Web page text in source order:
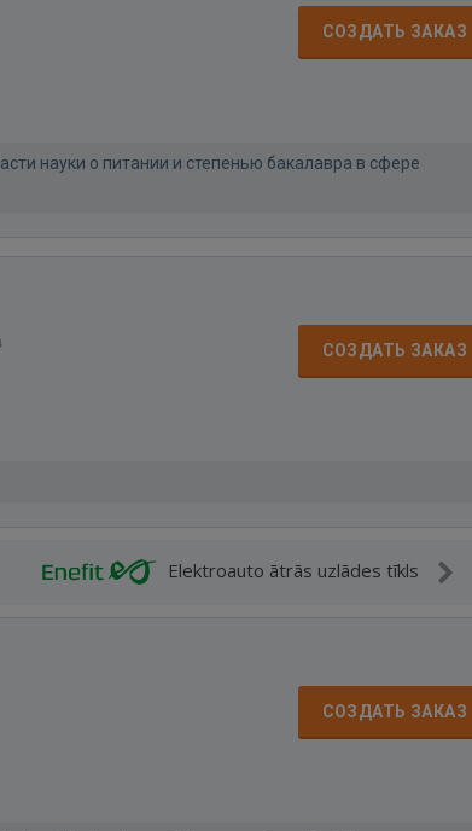
СОЗДАТЬ ЗАКАЗ
науки о питании и степенью бакалавра в сфере
СОЗДАТЬ ЗАКАЗ
Elektroauto ātrās uzlādes tīkls
СОЗДАТЬ ЗАКАЗ